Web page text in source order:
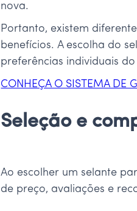
nova.
Portanto, existem
benefícios. A escolha do
preferências individuais
CONHEÇA O SISTEMA DE
Seleção e
Ao escolher um selante
de preço, avaliações e